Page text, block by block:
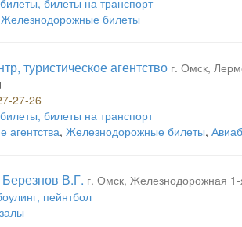
билеты на транспорт
Железнодорожные билеты
туристическое агентство г. Омск,
27-26
билеты на транспорт
агентства, Железнодорожные билеты,
В.Г. г. Омск, Железнодорожная
пейнтбол